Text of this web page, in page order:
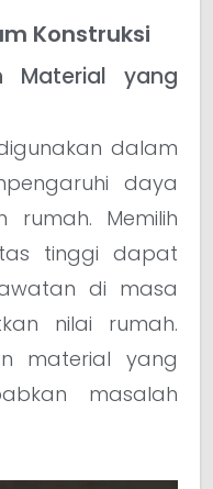
Konstruksi
Material yang
dalam
daya
Memilih
tinggi dapat
di masa
nilai rumah.
material yang
masalah